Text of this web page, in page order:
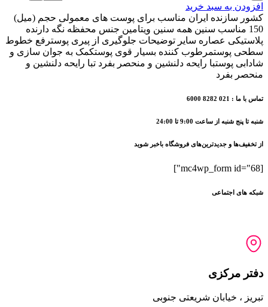
افزودن به سبد خرید
کشور سازنده ایران مناسب برای پوست های معمولی حجم (میل)
150 مناسب سنین همه سنین ویتامین جنس محفظه نگه دارنده
پلاستیکی عصاره سایر توضیحات جلوگیری از پیری پوسترفع خطوط
سطحی پوستمرطوب کننده بسیار قوی پوستکمک به جوان سازی و
شادابی پوستبا رایحه دلنشین و منحصر بفرد تبا رایحه دلنشین و
منحصر بفرد
تماس با ما : 021 8282 6000
شنبه تا پنج شنبه از ساعت 9:00 تا 24:00
از تخفیف‌ها و جدیدترین‌های فروشگاه باخبر شوید
[mc4wp_form id="68"]
شبکه های اجتماعی
دفتر مرکزی
تبریز ، خیابان شریعتی جنوبی